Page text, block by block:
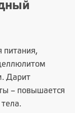
питания,
Дарит
– повышается